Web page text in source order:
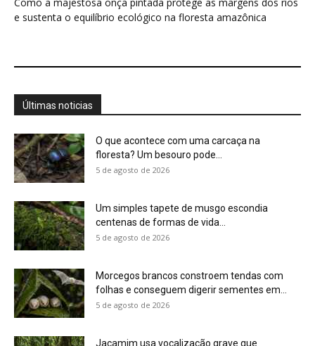
5 de agosto de 2026
Jacamim usa vocalização grave que
5 de agosto de 2026
5 de agosto de 2026